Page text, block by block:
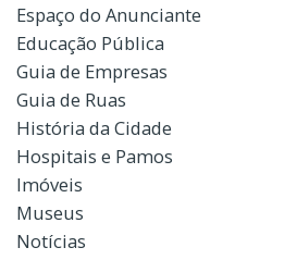
Espaço do Anunciante
Educação Pública
Guia de Empresas
Guia de Ruas
História da Cidade
Hospitais e Pamos
Imóveis
Museus
Notícias